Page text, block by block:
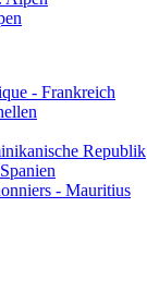
- Frankreich
Republik
- Mauritius